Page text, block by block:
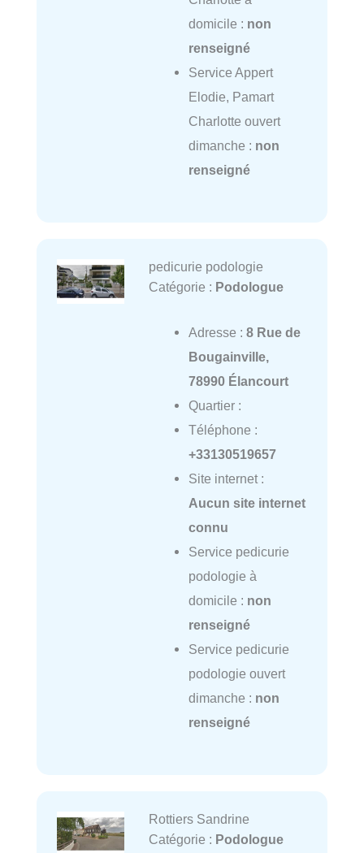
domicile : non
renseigné
Service Appert
Elodie, Pamart
Charlotte ouvert
dimanche : non
renseigné
pedicurie podologie
Catégorie : Podologue
Adresse : 8 Rue de
Bougainville,
78990 Élancourt
Quartier :
Téléphone :
+33130519657
Site internet :
Aucun site internet
connu
Service pedicurie
podologie à
domicile : non
renseigné
Service pedicurie
podologie ouvert
dimanche : non
renseigné
Rottiers Sandrine
Catégorie : Podologue